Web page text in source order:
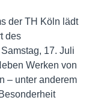
der TH Köln lädt
des
17. Juli
Werken von
– unter anderem